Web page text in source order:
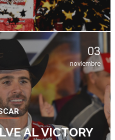
03
noviembre
AL VICTORY